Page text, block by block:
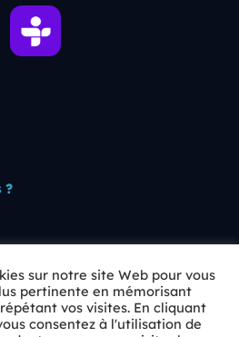
?
Tous droits réservés.
sur notre site Web pour vous
pertinente en mémorisant
vos visites. En cliquant
consentez à l'utilisation de